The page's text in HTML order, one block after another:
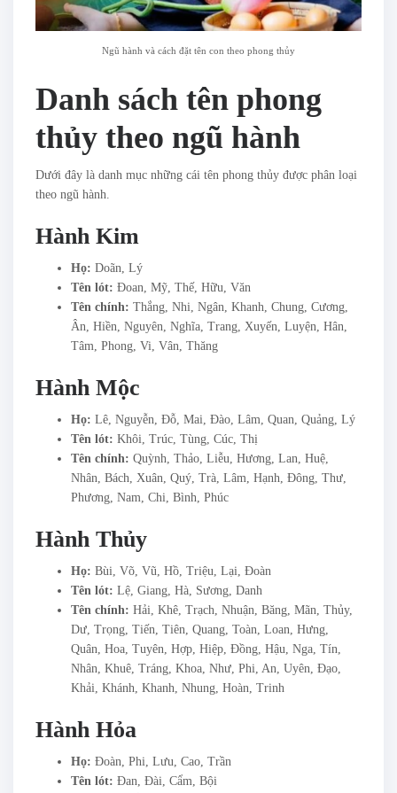
Ngũ hành và cách đặt tên con theo phong thủy
Danh sách tên phong
thủy theo ngũ hành
Dưới đây là danh mục những cái tên phong thủy được phân loại
theo ngũ hành.
Hành Kim
Họ: Doãn, Lý
Tên lót: Đoan, Mỹ, Thế, Hữu, Văn
Tên chính: Thắng, Nhi, Ngân, Khanh, Chung, Cương,
Ân, Hiền, Nguyên, Nghĩa, Trang, Xuyến, Luyện, Hân,
Tâm, Phong, Vi, Vân, Thăng
Hành Mộc
Họ: Lê, Nguyễn, Đỗ, Mai, Đào, Lâm, Quan, Quảng, Lý
Tên lót: Khôi, Trúc, Tùng, Cúc, Thị
Tên chính: Quỳnh, Thảo, Liễu, Hương, Lan, Huệ,
Nhân, Bách, Xuân, Quý, Trà, Lâm, Hạnh, Đông, Thư,
Phương, Nam, Chi, Bình, Phúc
Hành Thủy
Họ: Bùi, Võ, Vũ, Hồ, Triệu, Lại, Đoàn
Tên lót: Lệ, Giang, Hà, Sương, Danh
Tên chính: Hải, Khê, Trạch, Nhuận, Băng, Mãn, Thủy,
Dư, Trọng, Tiến, Tiên, Quang, Toàn, Loan, Hưng,
Quân, Hoa, Tuyên, Hợp, Hiệp, Đồng, Hậu, Nga, Tín,
Nhân, Khuê, Tráng, Khoa, Như, Phi, An, Uyên, Đạo,
Khải, Khánh, Khanh, Nhung, Hoàn, Trinh
Hành Hỏa
Họ: Đoàn, Phi, Lưu, Cao, Trần
Tên lót: Đan, Đài, Cẩm, Bội